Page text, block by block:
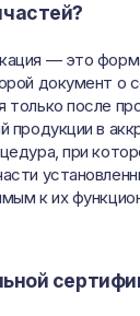
— это
документ о
после
продукции в
при
к их